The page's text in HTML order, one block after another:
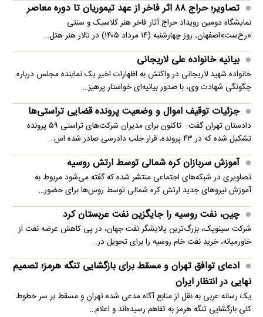
تصاویر؛ حراج ۸۸ اثر فاخر از عهد تیموریان تا دوره معاصر
نمایشگاه دومین رویداد حراج آثار فاخر هنر کلاسیک و سنتی
«رخ‌ست»اصفهان، روز چهارشنبه (۱۴ مرداد ۱۴۰۵) در تالار هنر هتل…
بیانیه خانواده علی لاریجانی
خانواده شهید لاریجانی در واکنش به اظهارات اخیر یک نماینده مجلس درباره
چگونگی شهادت وی، با صدور بیانیه‌ای خواستار پرهیز…
جزئیات توقیف اموال و وضعیت پرونده قضایی تراستی‌ها
دادستان تهران گفت: تاکنون برای مدیران شرکت‌های تراستی ۵۹ پرونده
تشکیل شده که در ۴۳ پرونده، قرار جلب دادرسی صادر شده اس…
آموزش سربازان کره شمالی توسط ارتش روسیه
تصاویری در شبکه‌های اجتماعی منتشر شده که گفته می‌شود مربوط به
آموزش نیروهای جدید ارتش کره شمالی توسط روس‌ها برای حضور…
چین، نفت روسیه را جایگزین نفت عربستان کرد
شرکت سینوپک، بزرگ‌ترین پالایشگر نفت جهان، در پی کاهش عرضه نفت از
خاورمیانه، خرید نفت خام روسیه را برای تحویل در…
ادعای توافق تهران و مسقط برای بازگشایی تنگه هرمز؛ تصمیم
نهایی در انتظار ایران
یک رسانه عربی به نقل از منابع آگاه مدعی شده تهران و مسقط بر سر خطوط
کلی بازگشایی تنگه هرمز به تفاهم رسیده‌اند و اعلام…